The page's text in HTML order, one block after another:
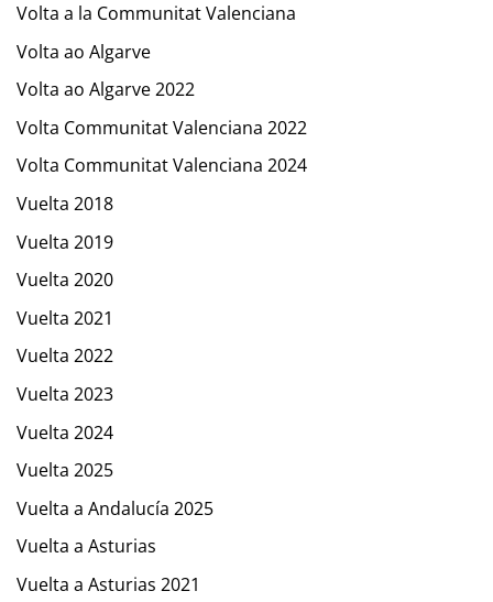
Volta a la Communitat Valenciana
Volta ao Algarve
Volta ao Algarve 2022
Volta Communitat Valenciana 2022
Volta Communitat Valenciana 2024
Vuelta 2018
Vuelta 2019
Vuelta 2020
Vuelta 2021
Vuelta 2022
Vuelta 2023
Vuelta 2024
Vuelta 2025
Vuelta a Andalucía 2025
Vuelta a Asturias
Vuelta a Asturias 2021